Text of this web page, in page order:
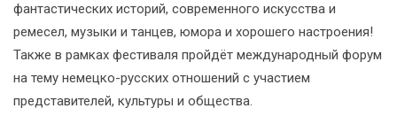
фантастических историй, современного искусства и
ремесел, музыки и танцев, юмора и хорошего настроения!
Также в рамках фестиваля пройдёт международный форум
на тему немецко-русских отношений с участием
представителей, культуры и общества.